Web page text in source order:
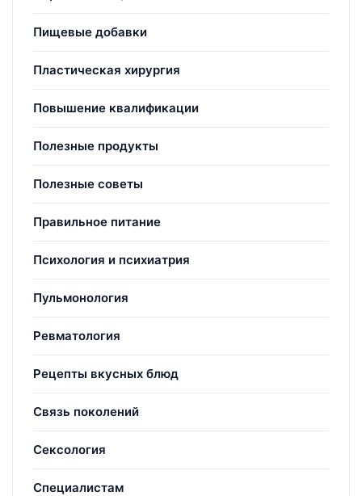
Пищевые добавки
Пластическая хирургия
Повышение квалификации
Полезные продукты
Полезные советы
Правильное питание
Психология и психиатрия
Пульмонология
Ревматология
Рецепты вкусных блюд
Связь поколений
Сексология
Специалистам